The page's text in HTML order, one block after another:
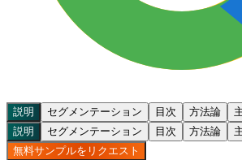
説明 セグメンテーション 目次 方法論
説明
セグメンテーション 目次 方法論
無料サンプルをリクエスト